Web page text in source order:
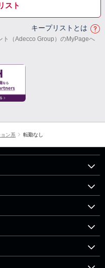
スト
キープリストとは
ト（Adecco Group）のMyPageへ
ン系 転勤なし